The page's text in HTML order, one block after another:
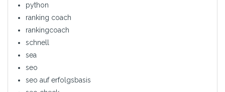
python
ranking coach
rankingcoach
schnell
sea
seo
seo auf erfolgsbasis